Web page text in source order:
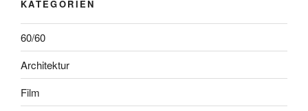
KATEGORIEN
60/60
Architektur
Film